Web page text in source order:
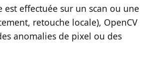
effectuée sur un scan ou une
retouche locale), OpenCV
anomalies de pixel ou des